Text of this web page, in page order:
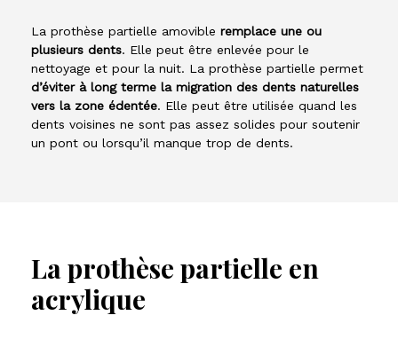
La prothèse partielle amovible remplace une ou
plusieurs dents. Elle peut être enlevée pour le
nettoyage et pour la nuit. La prothèse partielle permet
d’éviter à long terme la migration des dents naturelles
vers la zone édentée. Elle peut être utilisée quand les
dents voisines ne sont pas assez solides pour soutenir
un pont ou lorsqu’il manque trop de dents.
La prothèse partielle en
acrylique